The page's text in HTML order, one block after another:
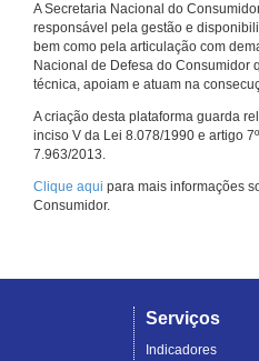
A Secretaria Nacional do
responsável pela gestão e
bem como pela articulação com
Nacional de Defesa do Consumidor
técnica, apoiam e atuam na
A criação desta plataforma guarda
inciso V da Lei 8.078/1990 e artigo
7.963/2013.
Clique aqui para mais informações
Consumidor.
Serviços
Indicadores